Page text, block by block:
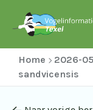
Home
2026-
sandvicensis